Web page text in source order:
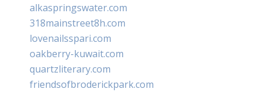
alkaspringswater.com
318mainstreet8h.com
lovenailsspari.com
oakberry-kuwait.com
quartzliterary.com
friendsofbroderickpark.com